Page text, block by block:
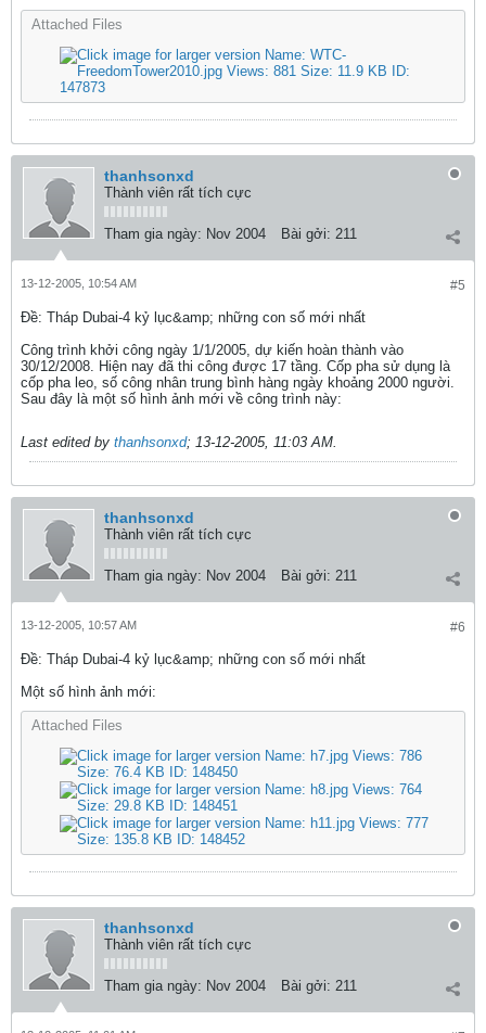
Attached Files
thanhsonxd
Thành viên rất tích cực
Tham gia ngày: Nov 2004 Bài gởi: 211
#5
13-12-2005, 10:54 AM
Ðề: Tháp Dubai-4 kỷ lục&amp; những con số mới nhất
Công trình khởi công ngày 1/1/2005, dự kiến hoàn thành vào
30/12/2008. Hiện nay đã thi công được 17 tầng. Cốp pha sử dụng là
cốp pha leo, số công nhân trung bình hàng ngày khoảng 2000 người.
Sau đây là một số hình ảnh mới về công trình này:
Last edited by thanhsonxd; 13-12-2005, 11:03 AM.
thanhsonxd
Thành viên rất tích cực
Tham gia ngày: Nov 2004 Bài gởi: 211
#6
13-12-2005, 10:57 AM
Ðề: Tháp Dubai-4 kỷ lục&amp; những con số mới nhất
Một số hình ảnh mới:
Attached Files
thanhsonxd
Thành viên rất tích cực
Tham gia ngày: Nov 2004 Bài gởi: 211